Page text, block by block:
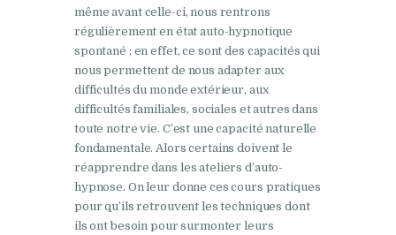
même avant celle-ci, nous rentrons
régulièrement en état auto-hypnotique
spontané ; en effet, ce sont des capacités qui
nous permettent de nous adapter aux
difficultés du monde extérieur, aux
difficultés familiales, sociales et autres dans
toute notre vie. C’est une capacité naturelle
fondamentale. Alors certains doivent le
réapprendre dans les ateliers d’auto-
hypnose. On leur donne ces cours pratiques
pour qu’ils retrouvent les techniques dont
ils ont besoin pour surmonter leurs